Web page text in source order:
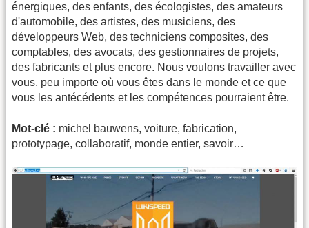
énergiques, des enfants, des écologistes, des amateurs
d'automobile, des artistes, des musiciens, des
développeurs Web, des techniciens composites, des
comptables, des avocats, des gestionnaires de projets,
des fabricants et plus encore. Nous voulons travailler avec
vous, peu importe où vous êtes dans le monde et ce que
vous les antécédents et les compétences pourraient être.
Mot-clé : michel bauwens, voiture, fabrication,
prototypage, collaboratif, monde entier, savoir…